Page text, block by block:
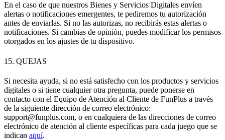
En el caso de que nuestros Bienes y Servicios Digitales envíen
alertas o notificaciones emergentes, te pediremos tu autorización
antes de enviarlas. Si no las autorizas, no recibirás estas alertas o
notificaciones. Si cambias de opinión, puedes modificar los permisos
otorgados en los ajustes de tu dispositivo.
15. QUEJAS
Si necesita ayuda, si no está satisfecho con los productos y servicios
digitales o si tiene cualquier otra pregunta, puede ponerse en
contacto con el Equipo de Atención al Cliente de FunPlus a través
de la siguiente dirección de correo electrónico:
support@funplus.com, o en cualquiera de las direcciones de correo
electrónico de atención al cliente específicas para cada juego que se
indican aquí.